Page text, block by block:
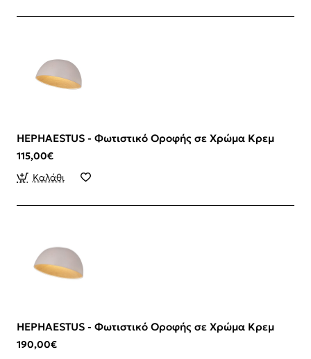
HEPHAESTUS - Φωτιστικό Οροφής σε Χρώμα Κρεμ
115,00€
Καλάθι
HEPHAESTUS - Φωτιστικό Οροφής σε Χρώμα Κρεμ
190,00€